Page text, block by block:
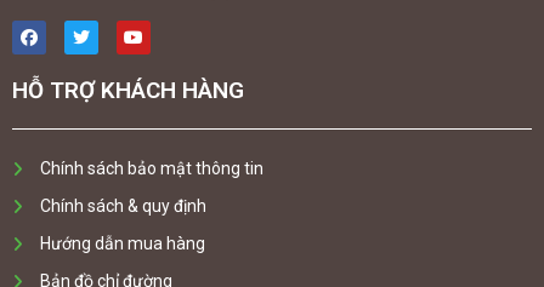
HỖ TRỢ KHÁCH HÀNG
Chính sách bảo mật thông tin
Chính sách & quy định
Hướng dẫn mua hàng
Bản đồ chỉ đường